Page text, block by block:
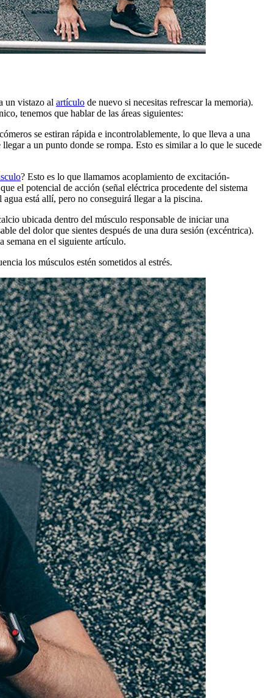
un vistazo al artículo de nuevo si necesitas refrescar la memoria).
tenemos que hablar de las áreas siguientes:
se estiran rápida e incontrolablemente, lo que lleva a una
a un punto donde se rompa. Esto es similar a lo que le sucede
? Esto es lo que llamamos acoplamiento de excitación-
el potencial de acción (señal eléctrica procedente del sistema
está allí, pero no conseguirá llegar a la piscina.
ubicada dentro del músculo responsable de iniciar una
del dolor que sientes después de una dura sesión (excéntrica).
semana en el siguiente artículo.
los músculos estén sometidos al estrés.